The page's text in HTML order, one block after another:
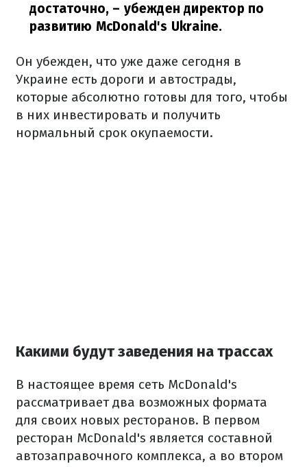
достаточно, – убежден директор по
развитию McDonald's Ukraine.
Он убежден, что уже даже сегодня в
Украине есть дороги и автострады,
которые абсолютно готовы для того, чтобы
в них инвестировать и получить
нормальный срок окупаемости.
Какими будут заведения на трассах
В настоящее время сеть McDonald's
рассматривает два возможных формата
для своих новых ресторанов. В первом
ресторан McDonald's является составной
автозаправочного комплекса, а во втором